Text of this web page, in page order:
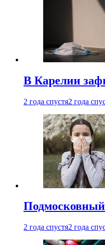
В Карелии
2 года спустя2 года
Подмосковный
2 года спустя2 года